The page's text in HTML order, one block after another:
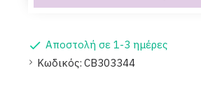
Αποστολή σε 1-3 ημέρες
Κωδικός: CB303344